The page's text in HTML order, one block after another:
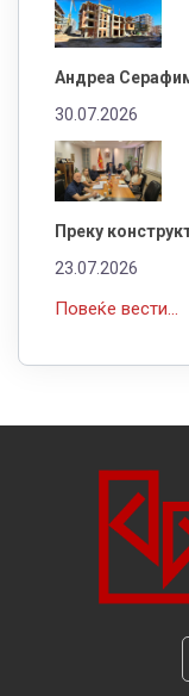
Андреа
30.07.2026
Преку
23.07.2026
Повеќе вести...